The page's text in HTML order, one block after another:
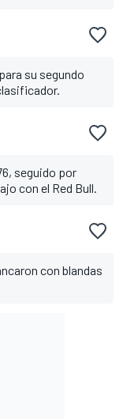
su segundo
seguido por
con el Red Bull.
con blandas